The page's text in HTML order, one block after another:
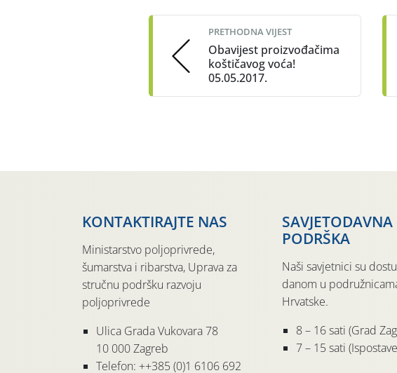
navigation
PRETHODNA VIJEST
Obavijest proizvođačima
koštičavog voća!
05.05.2017.
KONTAKTIRAJTE NAS
Ministarstvo poljoprivrede,
šumarstva i ribarstva, Uprava za
stručnu podršku razvoju
poljoprivrede
Ulica Grada Vukovara 78
10 000 Zagreb
Telefon: ++385 (0)1 6106 692
SAVJETODAVNA
PODRŠKA
Naši savjetnici su
danom u
Hrvatske.
8 – 16 sati (Grad
7 – 15 sati